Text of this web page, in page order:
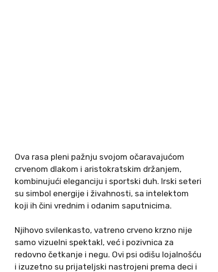
Ova rasa pleni pažnju svojom očaravajućom
crvenom dlakom i aristokratskim držanjem,
kombinujući eleganciju i sportski duh. Irski seteri
su simbol energije i živahnosti, sa intelektom
koji ih čini vrednim i odanim saputnicima.
Njihovo svilenkasto, vatreno crveno krzno nije
samo vizuelni spektakl, već i pozivnica za
redovno četkanje i negu. Ovi psi odišu lojalnošću
i izuzetno su prijateljski nastrojeni prema deci i